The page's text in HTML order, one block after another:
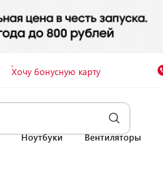
Хочу бонусную карту
Ноутбуки Вентиляторы